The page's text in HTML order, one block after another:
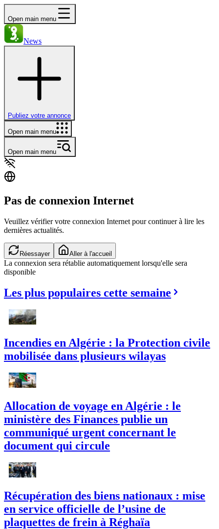
Open main menu
News
Publiez votre annonce
Open main menu
Open main menu
Pas de connexion Internet
Veuillez vérifier votre connexion Internet pour continuer à lire les
dernières actualités.
Réessayer Aller à l'accueil
La connexion sera rétablie automatiquement lorsqu'elle sera
disponible
Les plus populaires cette semaine
Incendies en Algérie : la Protection civile
mobilisée dans plusieurs wilayas
Allocation de voyage en Algérie : le
ministère des Finances publie un
communiqué urgent concernant le
document qui circule
Récupération des biens nationaux : mise
en service officielle de l’usine de
plaquettes de frein à Réghaïa